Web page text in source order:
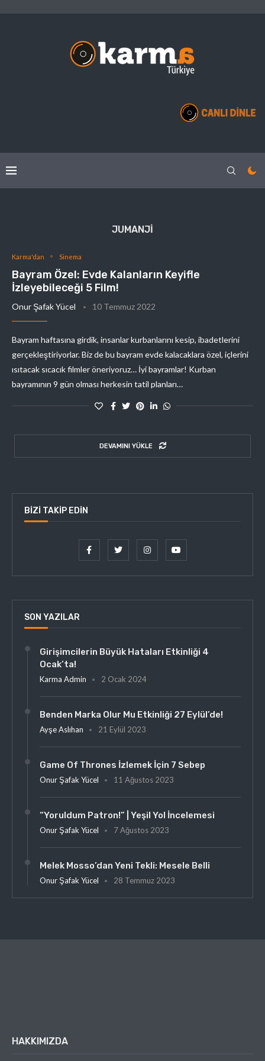
JUMANJI
Karma'dan Sinema
Bayram Özel: Evde Kalanların Keyifle
İzleyebileceği 5 Film!
Onur Şafak Yücel 10 Temmuz 2022
Bayram haftasına girdik, insanlar kurbanlarını kesip, ibadetlerini
gerçekleştiriyorlar. Biz de bu bayram evde kalacaklara özel, içlerini
ısıtacak sıcacık filmler öneriyoruz… İyi bayramlar! Kurban
bayramının 9 gün olması herkesin tatil planları…
DEVAMINI YÜKLE
BIZI TAKIP EDIN
SON YAZILAR
Girişimcilerin Büyük Hataları Etkinliği 4
Ocak’ta!
Karma Admin 2 Ocak 2024
Benden Marka Olur Mu Etkinliği 27 Eylül’de!
Ayşe Aslıhan 21 Eylül 2023
Game Of Thrones İzlemek İçin 7 Sebep
Onur Şafak Yücel 11 Ağustos 2023
“Yoruldum Patron!” | Yeşil Yol İncelemesi
Onur Şafak Yücel 7 Ağustos 2023
Melek Mosso’dan Yeni Tekli: Mesele Belli
Onur Şafak Yücel 28 Temmuz 2023
HAKKIMIZDA